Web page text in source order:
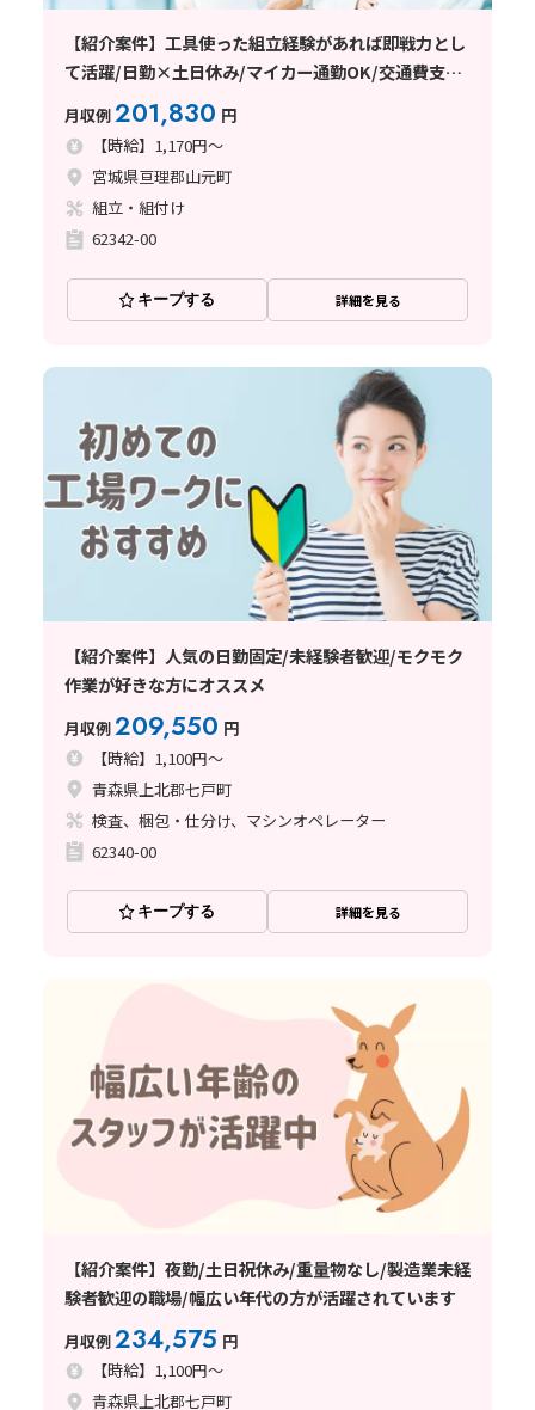
【紹介案件】工具使った組立経験があれば即戦力とし
て活躍/日勤×土日休み/マイカー通勤OK/交通費支給
月収例201,830 円
【時給】1,170円～
宮城県亘理郡山元町
組立・組付け
62342-00
キープする 詳細を見る
【紹介案件】人気の日勤固定/未経験者歓迎/モクモク
作業が好きな方にオススメ
月収例209,550 円
【時給】1,100円～
青森県上北郡七戸町
検査、梱包・仕分け、マシンオペレーター
62340-00
キープする 詳細を見る
【紹介案件】夜勤/土日祝休み/重量物なし/製造業未経
験者歓迎の職場/幅広い年代の方が活躍されています
月収例234,575 円
【時給】1,100円～
青森県上北郡七戸町